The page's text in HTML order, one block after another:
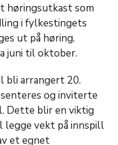
høringsutkast som
i fylkestingets
ut på høring.
juni til oktober.
bli arrangert 20.
og inviterte
Dette blir en viktig
legge vekt på innspill
et egnet